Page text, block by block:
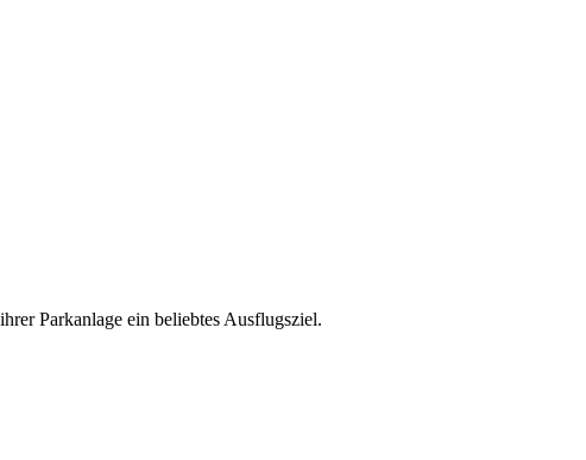
Parkanlage ein beliebtes Ausflugsziel.